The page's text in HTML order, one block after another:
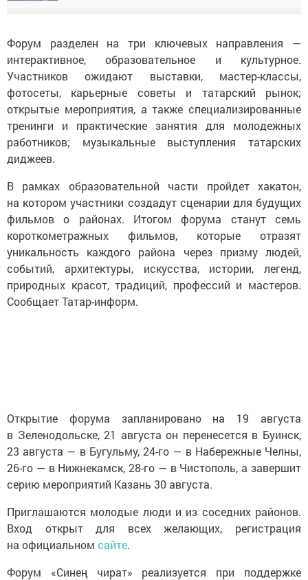
Форум разделен на три ключевых направления —
интерактивное, образовательное и культурное.
Участников ожидают выставки, мастер-классы,
фотосеты, карьерные советы и татарский рынок;
открытые мероприятия, а также специализированные
тренинги и практические занятия для молодежных
работников; музыкальные выступления татарских
диджеев.
В рамках образовательной части пройдет хакатон,
на котором участники создадут сценарии для будущих
фильмов о районах. Итогом форума станут семь
короткометражных фильмов, которые отразят
уникальность каждого района через призму людей,
событий, архитектуры, искусства, истории, легенд,
природных красот, традиций, профессий и мастеров.
Сообщает Татар-информ.
Открытие форума запланировано на 19 августа
в Зеленодольске, 21 августа он перенесется в Буинск,
23 августа — в Бугульму, 24-го — в Набережные Челны,
26-го — в Нижнекамск, 28-го — в Чистополь, а завершит
серию мероприятий Казань 30 августа.
Приглашаются молодые люди и из соседних районов.
Вход открыт для всех желающих, регистрация
на официальном сайте.
Форум «Синең чират» реализуется при поддержке